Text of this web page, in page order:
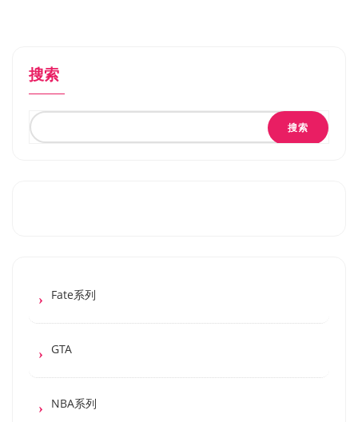
搜索
搜索
Fate系列
GTA
NBA系列